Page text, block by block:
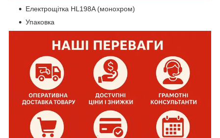
Електрощітка HL198A (монохром)
Упаковка